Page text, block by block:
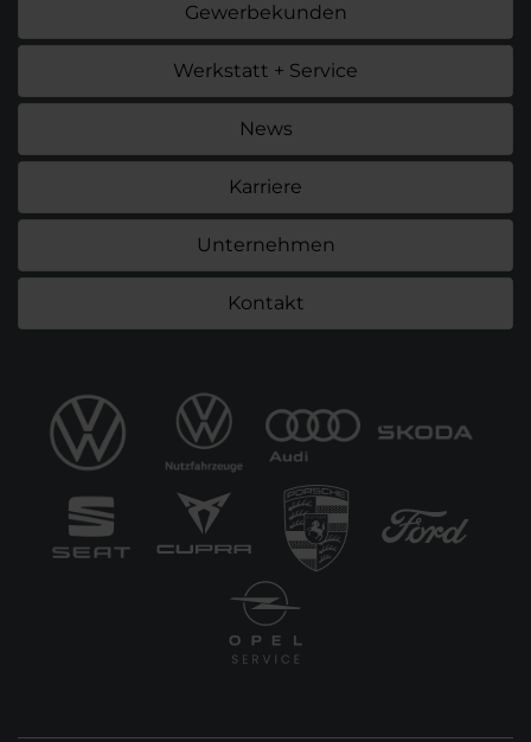
Gewerbekunden
Werkstatt + Service
News
Karriere
Unternehmen
Kontakt